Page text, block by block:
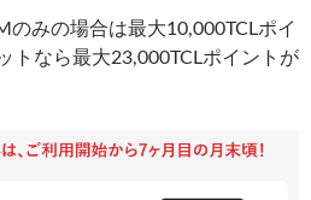
のみの場合は最大10,000TCLポイ
トなら最大23,000TCLポイントが